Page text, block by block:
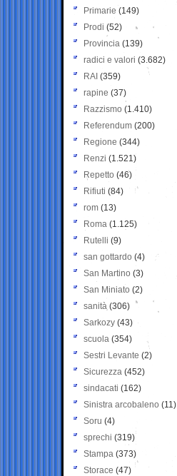
Primarie (149)
Prodi (52)
Provincia (139)
radici e valori (3.682)
RAI (359)
rapine (37)
Razzismo (1.410)
Referendum (200)
Regione (344)
Renzi (1.521)
Repetto (46)
Rifiuti (84)
rom (13)
Roma (1.125)
Rutelli (9)
san gottardo (4)
San Martino (3)
San Miniato (2)
sanità (306)
Sarkozy (43)
scuola (354)
Sestri Levante (2)
Sicurezza (452)
sindacati (162)
Sinistra arcobaleno (11)
Soru (4)
sprechi (319)
Stampa (373)
Storace (47)